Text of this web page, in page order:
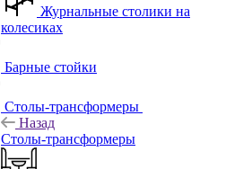
Журнальные столики на
колесиках
Барные стойки
Столы-трансформеры
Назад
Столы-трансформеры